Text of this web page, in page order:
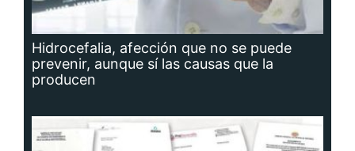
Hidrocefalia, afección que no se puede
prevenir, aunque sí las causas que la
producen